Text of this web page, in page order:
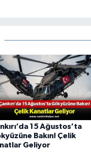
15 Ağustos’ta
Bakın! Çelik
Geliyor